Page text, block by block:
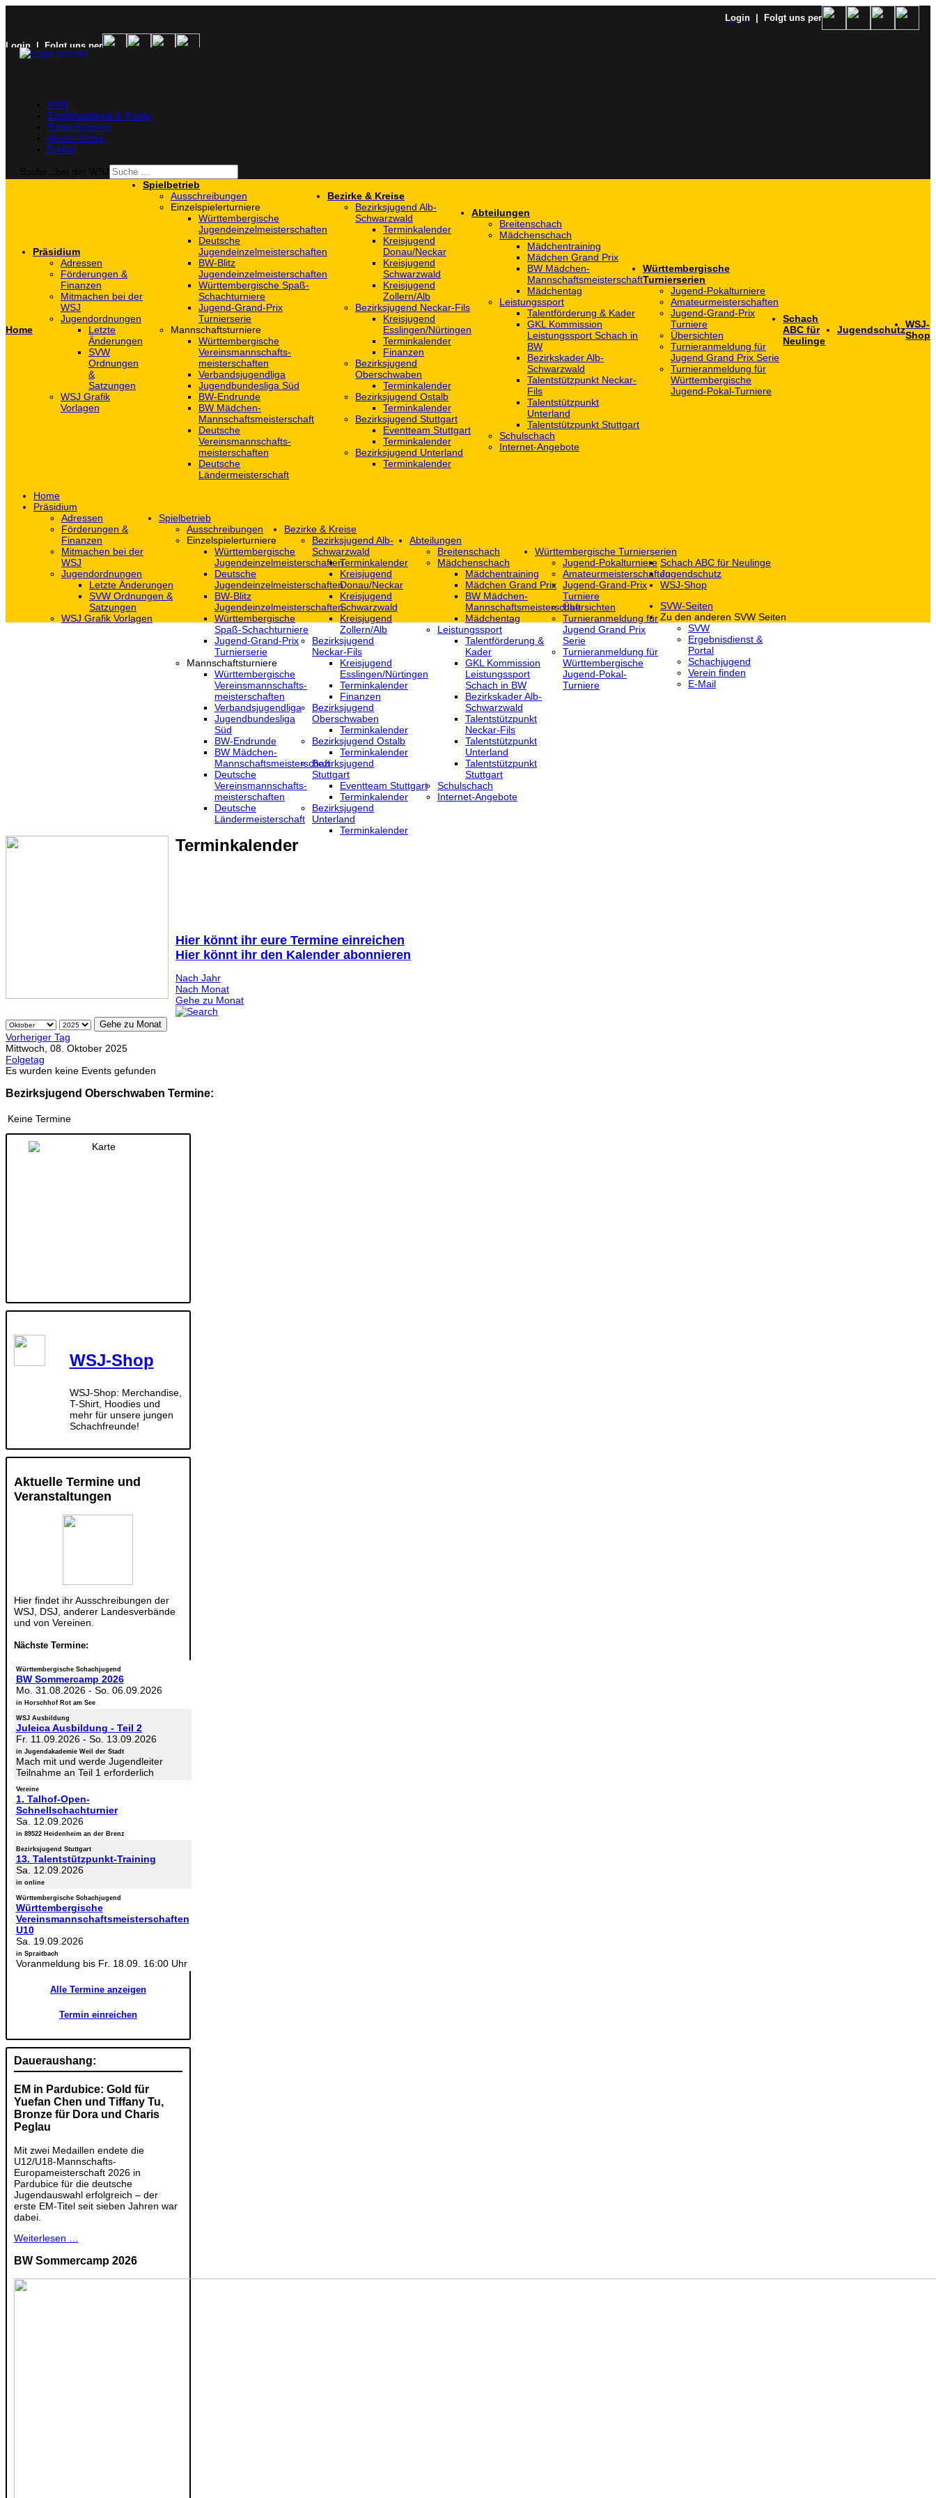
Login | Folgt uns per
Login | Folgt uns per
SVW
Ergebnisdienst & Portal
Schachjugend
Verein finden
E-Mail
Home
Präsidium
Adressen
Förderungen &
Finanzen
Mitmachen bei der
WSJ
Jugendordnungen
Letzte
Änderungen
SVW
Ordnungen
&
Satzungen
WSJ Grafik
Vorlagen
Spielbetrieb
Ausschreibungen
Einzelspielerturniere
Württembergische
Jugendeinzelmeisterschaften
Deutsche
Jugendeinzelmeisterschaften
BW-Blitz
Jugendeinzelmeisterschaften
Württembergische Spaß-
Schachturniere
Jugend-Grand-Prix
Turnierserie
Mannschaftsturniere
Württembergische
Vereinsmannschafts-
meisterschaften
Verbandsjugendliga
Jugendbundesliga Süd
BW-Endrunde
BW Mädchen-
Mannschaftsmeisterschaft
Deutsche
Vereinsmannschafts-
meisterschaften
Deutsche
Ländermeisterschaft
Bezirke & Kreise
Bezirksjugend Alb-
Schwarzwald
Terminkalender
Kreisjugend
Donau/Neckar
Kreisjugend
Schwarzwald
Kreisjugend
Zollern/Alb
Bezirksjugend Neckar-Fils
Kreisjugend
‎Esslingen/Nürtingen
Terminkalender
Finanzen
Bezirksjugend
Oberschwaben
Terminkalender
Bezirksjugend Ostalb
Terminkalender
Bezirksjugend Stuttgart
‎Eventteam Stuttgart
Terminkalender
Bezirksjugend Unterland
Terminkalender
Abteilungen
Breitenschach
Mädchenschach
Mädchentraining
Mädchen Grand Prix
BW Mädchen-
Mannschaftsmeisterschaft
Mädchentag
Leistungssport
Talentförderung & Kader
GKL Kommission
Leistungssport Schach in
BW
Bezirkskader Alb-
Schwarzwald
Talentstützpunkt Neckar-
Fils
Talentstützpunkt
Unterland
Talentstützpunkt Stuttgart
Schulschach
Internet-Angebote
Württembergische
Turnierserien
Jugend-Pokalturniere
Amateurmeisterschaften
Jugend-Grand-Prix
Turniere
Übersichten
Turnieranmeldung für
Jugend Grand Prix Serie
Turnieranmeldung für
Württembergische
Jugend-Pokal-Turniere
Schach
ABC für
Neulinge
JugendschutzWSJ-
Shop
Home
Präsidium
Adressen
Förderungen &
Finanzen
Mitmachen bei der
WSJ
Jugendordnungen
Letzte Änderungen
SVW Ordnungen &
Satzungen
WSJ Grafik Vorlagen
Spielbetrieb
Ausschreibungen
Einzelspielerturniere
Württembergische
Jugendeinzelmeisterschaften
Deutsche
Jugendeinzelmeisterschaften
BW-Blitz
Jugendeinzelmeisterschaften
Württembergische
Spaß-Schachturniere
Jugend-Grand-Prix
Turnierserie
Mannschaftsturniere
Württembergische
Vereinsmannschafts-
meisterschaften
Verbandsjugendliga
Jugendbundesliga
Süd
BW-Endrunde
BW Mädchen-
Mannschaftsmeisterschaft
Deutsche
Vereinsmannschafts-
meisterschaften
Deutsche
Ländermeisterschaft
Bezirke & Kreise
Bezirksjugend Alb-
Schwarzwald
Terminkalender
Kreisjugend
Donau/Neckar
Kreisjugend
Schwarzwald
Kreisjugend
Zollern/Alb
Bezirksjugend
Neckar-Fils
Kreisjugend
‎Esslingen/Nürtingen
Terminkalender
Finanzen
Bezirksjugend
Oberschwaben
Terminkalender
Bezirksjugend Ostalb
Terminkalender
Bezirksjugend
Stuttgart
‎Eventteam Stuttgart
Terminkalender
Bezirksjugend
Unterland
Terminkalender
Abteilungen
Breitenschach
Mädchenschach
Mädchentraining
Mädchen Grand Prix
BW Mädchen-
Mannschaftsmeisterschaft
Mädchentag
Leistungssport
Talentförderung &
Kader
GKL Kommission
Leistungssport
Schach in BW
Bezirkskader Alb-
Schwarzwald
Talentstützpunkt
Neckar-Fils
Talentstützpunkt
Unterland
Talentstützpunkt
Stuttgart
Schulschach
Internet-Angebote
Württembergische Turnierserien
Jugend-Pokalturniere
Amateurmeisterschaften
Jugend-Grand-Prix
Turniere
Übersichten
Turnieranmeldung für
Jugend Grand Prix
Serie
Turnieranmeldung für
Württembergische
Jugend-Pokal-
Turniere
Schach ABC für Neulinge
Jugendschutz
WSJ-Shop
SVW-Seiten
Zu den anderen SVW Seiten
SVW
Ergebnisdienst &
Portal
Schachjugend
Verein finden
E-Mail
Terminkalender
Hier könnt ihr eure Termine einreichen
Hier könnt ihr den Kalender abonnieren
Nach Jahr
Nach Monat
Gehe zu Monat
Gehe zu Monat
Vorheriger Tag
Mittwoch, 08. Oktober 2025
Folgetag
Es wurden keine Events gefunden
Bezirksjugend Oberschwaben Termine:
Keine Termine
WSJ-Shop
WSJ-Shop: Merchandise,
T-Shirt, Hoodies und
mehr für unsere jungen
Schachfreunde!
Aktuelle Termine und
Veranstaltungen
Hier findet ihr Ausschreibungen der
WSJ, DSJ, anderer Landesverbände
und von Vereinen.
Nächste Termine:
Württembergische Schachjugend
BW Sommercamp 2026
Mo. 31.08.2026- So. 06.09.2026
in Horschhof Rot am See
WSJ Ausbildung
Juleica Ausbildung - Teil 2
Fr. 11.09.2026- So. 13.09.2026
in Jugendakademie Weil der Stadt
Mach mit und werde Jugendleiter
Teilnahme an Teil 1 erforderlich
Vereine
1. Talhof-Open-
Schnellschachturnier
Sa. 12.09.2026
in 89522 Heidenheim an der Brenz
Bezirksjugend Stuttgart
13. Talentstützpunkt-Training
Sa. 12.09.2026
in online
Württembergische Schachjugend
Württembergische
Vereinsmannschaftsmeisterschaften
U10
Sa. 19.09.2026
in Spraitbach
Voranmeldung bis Fr. 18.09. 16:00 Uhr
Alle Termine anzeigen
Termin einreichen
Daueraushang:
EM in Pardubice: Gold für
Yuefan Chen und Tiffany Tu,
Bronze für Dora und Charis
Peglau
Mit zwei Medaillen endete die
U12/U18-Mannschafts-
Europameisterschaft 2026 in
Pardubice für die deutsche
Jugendauswahl erfolgreich – der
erste EM-Titel seit sieben Jahren war
dabei.
Weiterlesen …
BW Sommercamp 2026